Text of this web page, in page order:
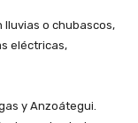
lluvias o chubascos,
eléctricas,
y Anzoátegui.